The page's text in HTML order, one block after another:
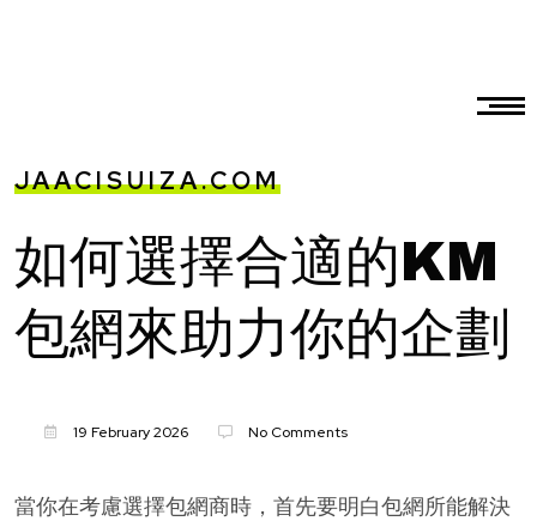
JAACISUIZA.COM
如何選擇合適的KM
包網來助力你的企劃
19 February 2026 No Comments
當你在考慮選擇包網商時，首先要明白包網所能解決